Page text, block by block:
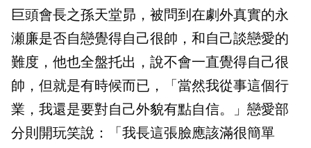
巨頭會長之孫天堂昴，被問到在劇外真實的永
瀬廉是否自戀覺得自己很帥，和自己談戀愛的
難度，他也全盤托出，說不會一直覺得自己很
帥，但就是有時候而已，「當然我從事這個行
業，我還是要對自己外貌有點自信。」戀愛部
分則開玩笑說：「我長這張臉應該滿很簡單